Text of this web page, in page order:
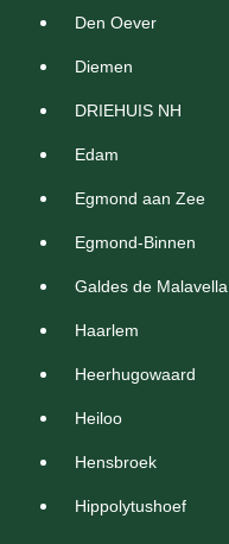
Den Oever
Diemen
DRIEHUIS NH
Edam
Egmond aan Zee
Egmond-Binnen
Galdes de Malavella
Haarlem
Heerhugowaard
Heiloo
Hensbroek
Hippolytushoef